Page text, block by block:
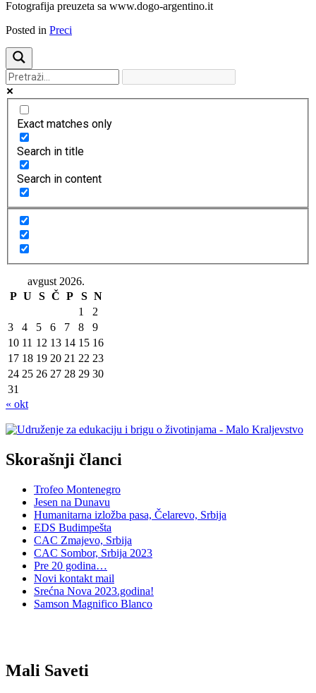
Fotografija preuzeta sa www.dogo-argentino.it
Posted in Preci
Exact matches only
Search in title
Search in content
avgust 2026.
P U S Č P S N
1
2
3
4 5 6 7 8
9
10 11 12 13 14 15 16
17 18 19 20 21 22 23
24 25 26 27 28 29 30
31
« okt
Skorašnji članci
Trofeo Montenegro
Jesen na Dunavu
Humanitarna izložba pasa, Čelarevo, Srbija
EDS Budimpešta
CAC Zmajevo, Srbija
CAC Sombor, Srbija 2023
Pre 20 godina…
Novi kontakt mail
Srećna Nova 2023.godina!
Samson Magnifico Blanco
Mali Saveti